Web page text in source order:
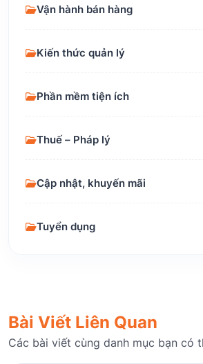
Vận hành bán hàng
Kiến thức quản lý
Phần mềm tiện ích
Thuế – Pháp lý
Cập nhật, khuyến mãi
Tuyển dụng
Bài Viết Liên Quan
Các bài viết cùng danh mục bạn có